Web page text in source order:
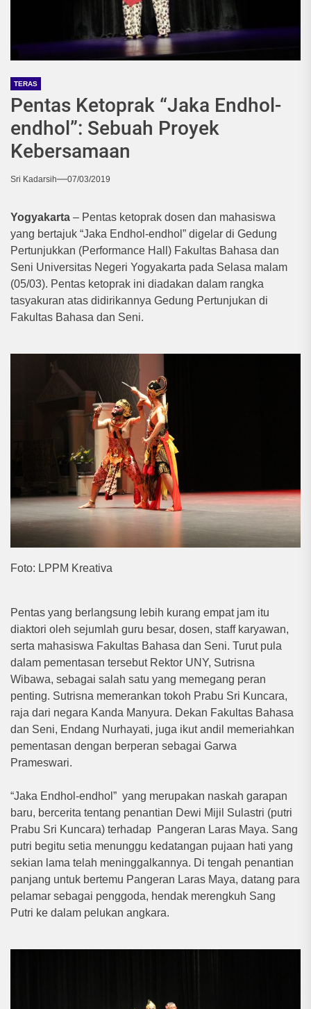
TERAS
Pentas Ketoprak “Jaka Endhol-
endhol”: Sebuah Proyek
Kebersamaan
Sri Kadarsih 07/03/2019
Yogyakarta – Pentas ketoprak dosen dan mahasiswa
yang bertajuk “Jaka Endhol-endhol” digelar di Gedung
Pertunjukkan (Performance Hall) Fakultas Bahasa dan
Seni Universitas Negeri Yogyakarta pada Selasa malam
(05/03). Pentas ketoprak ini diadakan dalam rangka
tasyakuran atas didirikannya Gedung Pertunjukan di
Fakultas Bahasa dan Seni.
Foto: LPPM Kreativa
Pentas yang berlangsung lebih kurang empat jam itu
diaktori oleh sejumlah guru besar, dosen, staff karyawan,
serta mahasiswa Fakultas Bahasa dan Seni. Turut pula
dalam pementasan tersebut Rektor UNY, Sutrisna
Wibawa, sebagai salah satu yang memegang peran
penting. Sutrisna memerankan tokoh Prabu Sri Kuncara,
raja dari negara Kanda Manyura. Dekan Fakultas Bahasa
dan Seni, Endang Nurhayati, juga ikut andil memeriahkan
pementasan dengan berperan sebagai Garwa
Prameswari.
“Jaka Endhol-endhol” yang merupakan naskah garapan
baru, bercerita tentang penantian Dewi Mijil Sulastri (putri
Prabu Sri Kuncara) terhadap Pangeran Laras Maya. Sang
putri begitu setia menunggu kedatangan pujaan hati yang
sekian lama telah meninggalkannya. Di tengah penantian
panjang untuk bertemu Pangeran Laras Maya, datang para
pelamar sebagai penggoda, hendak merengkuh Sang
Putri ke dalam pelukan angkara.